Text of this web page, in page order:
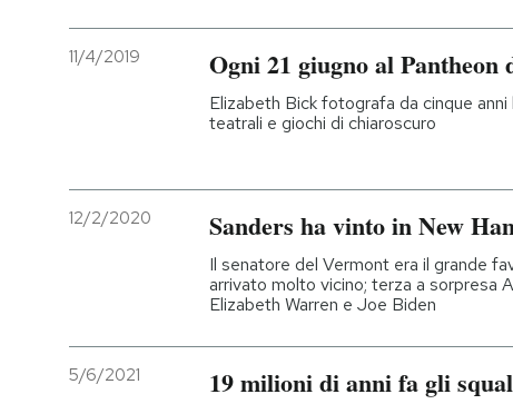
11/4/2019 Ogni 21 giugno al Pantheon
Elizabeth Bick fotografa da cinque
teatrali e giochi di chiaroscuro
12/2/2020 Sanders ha vinto in New
Il senatore del Vermont era il grande
arrivato molto vicino; terza a sorpresa
Elizabeth Warren e Joe Biden
5/6/2021 19 milioni di anni fa gli